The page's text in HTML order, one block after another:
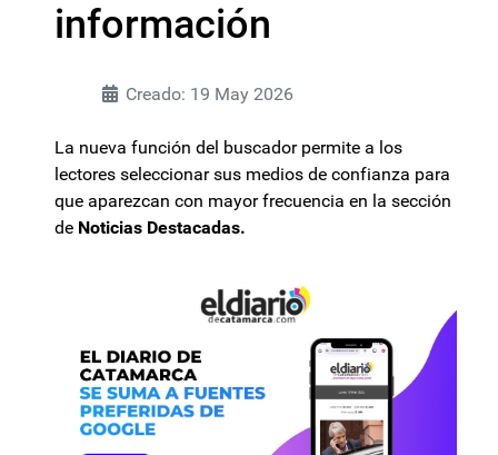
información
Creado: 19 May 2026
La nueva función del buscador permite a los
lectores seleccionar sus medios de confianza para
que aparezcan con mayor frecuencia en la sección
de Noticias Destacadas.